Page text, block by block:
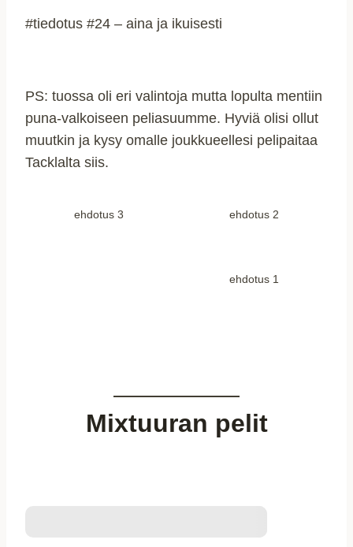
#tiedotus #24 – aina ja ikuisesti
PS: tuossa oli eri valintoja mutta lopulta mentiin
puna-valkoiseen peliasuumme. Hyviä olisi ollut
muutkin ja kysy omalle joukkueellesi pelipaitaa
Tacklalta siis.
ehdotus 3 ehdotus 2
ehdotus 1
Mixtuuran pelit